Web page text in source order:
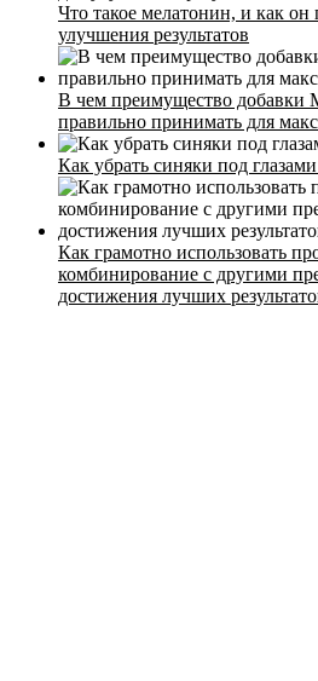
Что такое мелатонин, и как он
улучшения результатов
В чем преимущество добавки
правильно принимать для
Как убрать синяки под
Как грамотно использовать
комбинирование с другими
достижения лучших
Стоимость
Расписание
Тренеры
Контакты